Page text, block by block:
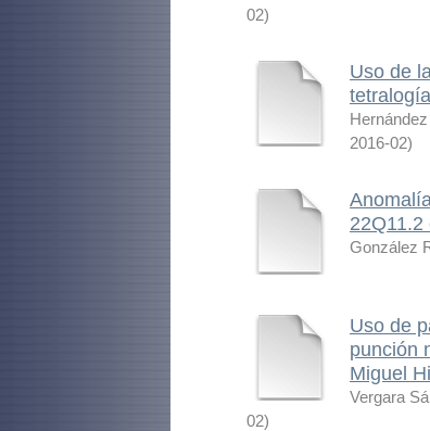
02)
Uso de
2016-02)
González
Uso de
punción
Miguel
Vergara
02)